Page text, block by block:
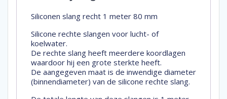
Siliconen slang recht 1 meter 80 mm
Silicone rechte slangen voor lucht- of
koelwater.
De rechte slang heeft meerdere koordlagen
waardoor hij een grote sterkte heeft.
De aangegeven maat is de inwendige diameter
(binnendiameter) van de silicone rechte slang.